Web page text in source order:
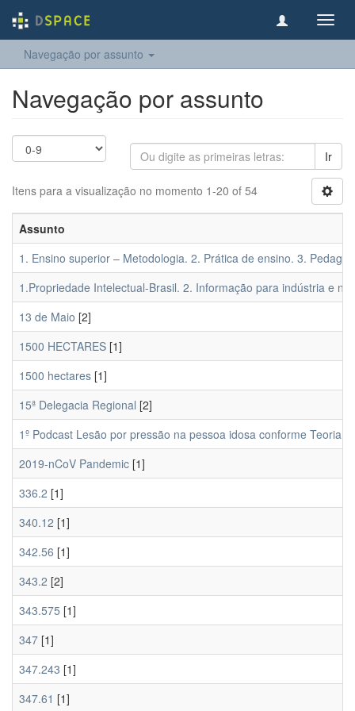
Navegação por assunto
Navegação por assunto
Ir
Itens para a visualização no momento 1-20 of 54
Assunto
1. Ensino superior – Metodologia. 2. Prática de ensino. 3.
1.Propriedade Intelectual-Brasil. 2. Informação para indústria e
13 de Maio [2]
1500 HECTARES [1]
1500 hectares [1]
15ª Delegacia Regional [2]
1º Podcast Lesão por pressão na pessoa idosa conforme Teoria
2019-nCoV Pandemic [1]
336.2 [1]
340.12 [1]
342.56 [1]
343.2 [2]
343.575 [1]
347 [1]
347.243 [1]
347.61 [1]